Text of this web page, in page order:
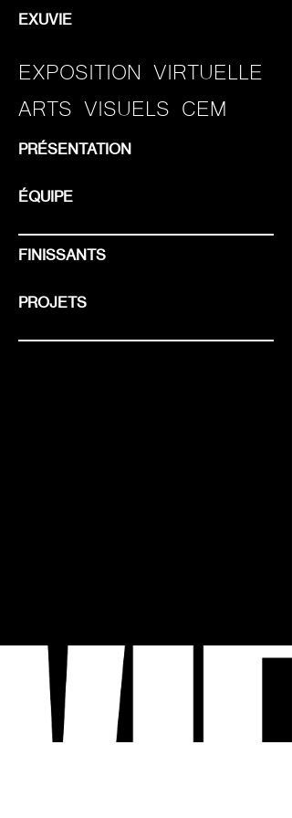
EXUVIE
EXPOSITION VIRTUELLE
ARTS VISUELS CEM
PRÉSENTATION
ÉQUIPE
FINISSANTS
PROJETS